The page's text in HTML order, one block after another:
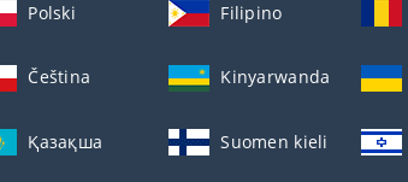
Polski Filipino
Čeština Kinyarwanda
Қазақша Suomen kieli